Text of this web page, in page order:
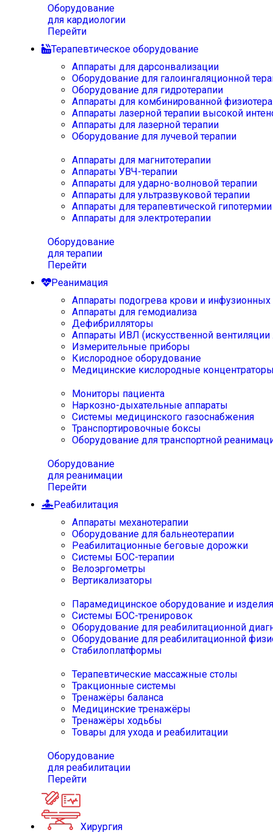
Оборудование
для кардиологии
Перейти
Терапевтическое оборудование
Аппараты для дарсонвализации
Оборудование для галоингаляционной
Оборудование для гидротерапии
Аппараты для комбинированной
Аппараты лазерной терапии высокой
Аппараты для лазерной терапии
Оборудование для лучевой терапии
Аппараты для магнитотерапии
Аппараты УВЧ-терапии
Аппараты для ударно-волновой терапии
Аппараты для ультразвуковой терапии
Аппараты для терапевтической
Аппараты для электротерапии
Оборудование
для терапии
Перейти
Реанимация
Аппараты подогрева крови и инфузионных
Аппараты для гемодиализа
Дефибрилляторы
Аппараты ИВЛ (искусственной вентиляции
Измерительные приборы
Кислородное оборудование
Медицинские кислородные
Мониторы пациента
Наркозно-дыхательные аппараты
Системы медицинского газоснабжения
Транспортировочные боксы
Оборудование для транспортной
Оборудование
для реанимации
Перейти
Реабилитация
Аппараты механотерапии
Оборудование для бальнеотерапии
Реабилитационные беговые дорожки
Системы БОС-терапии
Велоэргометры
Вертикализаторы
Парамедицинское оборудование и изделия
Системы БОС-тренировок
Оборудование для реабилитационной
Оборудование для реабилитационной
Стабилоплатформы
Терапевтические массажные столы
Тракционные системы
Тренажёры баланса
Медицинские тренажёры
Тренажёры ходьбы
Товары для ухода и реабилитации
Оборудование
для реабилитации
Перейти
Хирургия